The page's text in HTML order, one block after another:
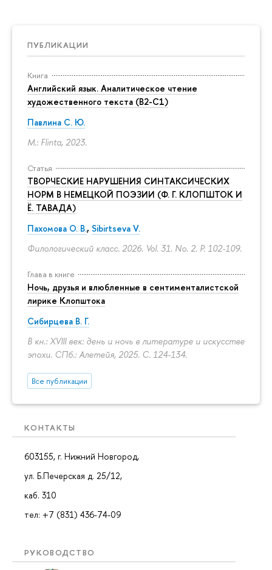
ПУБЛИКАЦИИ
Книга
Английский язык. Аналитическое чтение
художественного текста (B2-C1)
Павлина С. Ю.
M.: Flinta, 2023.
Статья
ТВОРЧЕСКИЕ НАРУШЕНИЯ СИНТАКСИЧЕСКИХ
НОРМ В НЕМЕЦКОЙ ПОЭЗИИ (Ф. Г. КЛОПШТОК И
Ё. ТАВАДА)
Пахомова О. В., Sibirtseva V.
Филологический класс. 2026. Vol. 31. No. 2. P. 102-109.
Глава в книге
Ночь, друзья и влюбленные в сентименталистской
лирике Клопштока
Сибирцева В. Г.
В кн.: XVIII век: день и ночь в литературе и искусстве
эпохи. СПб.: Алетейя, 2025. С. 124-134.
Все публикации
КОНТАКТЫ
603155, г. Нижний Новгород,
ул. Б.Печерская д. 25/12,
каб. 310
тел: +7 (831) 436-74-09
РУКОВОДСТВО